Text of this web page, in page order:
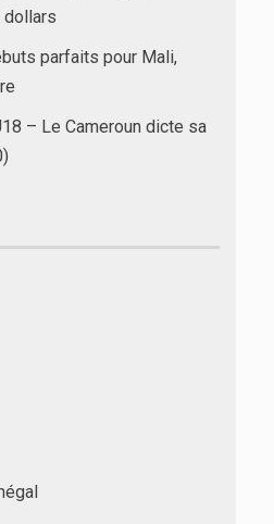
dollars
parfaits pour Mali,
– Le Cameroun dicte sa